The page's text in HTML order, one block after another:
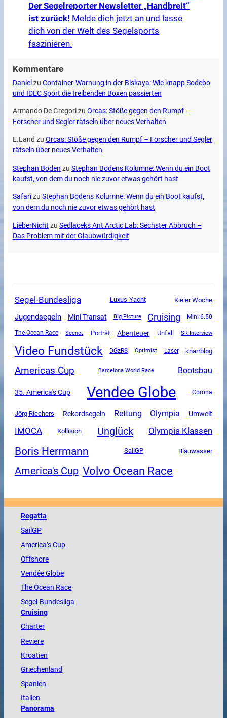
Der Segelreporter Newsletter „Handbreit“
ist zurück! Melde dich jetzt an und lasse
dich von der Welt des Segelsports
faszinieren.
Kommentare
Daniel zu Container-Warnung in der Biskaya: Wie knapp Sodebo
und IDEC Sport die treibenden Boxen passierten
Armando De Gregorizu Orcas: Stöße gegen den Rumpf –
Forscher und Segler rätseln über neues Verhalten
E.Land zu Orcas: Stöße gegen den Rumpf – Forscher und Segler
rätseln über neues Verhalten
Stephan Boden zu Stephan Bodens Kolumne: Wenn du ein Boot
kaufst, von dem du noch nie zuvor etwas gehört hast
Safarizu Stephan Bodens Kolumne: Wenn du ein Boot kaufst,
von dem du noch nie zuvor etwas gehört hast
LieberNicht zu Sedlaceks Ant Arctic Lab: Sechster Abbruch –
Das Problem mit der Glaubwürdigkeit
Segel-Bundesliga Luxus-Yacht Kieler Woche
Jugendsegeln Mini Transat Big Picture Cruising Mini 6.50
The Ocean Race Seenot Porträt Abenteuer Unfall SR-Interview
Video Fundstück DGzRS Optimist Laser knarrblog
Americas Cup Barcelona World Race Bootsbau
35. America's Cup Vendee Globe Corona
Jörg Riechers Rekordsegeln Rettung Olympia Umwelt
IMOCA Kollision Unglück Olympia Klassen
Boris Herrmann SailGP Blauwasser
America's Cup Volvo Ocean Race
Regatta
SailGP
America’s Cup
Offshore
VendéeGlobe
TheOcean Race
Segel-Bundesliga
Cruising
Charter
Reviere
Kroatien
Griechenland
Spanien
Italien
Panorama